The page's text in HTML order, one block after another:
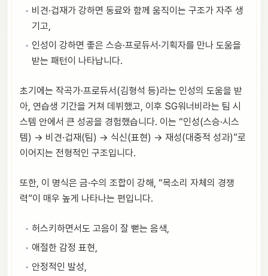
비견·겁재가 강하면 동료와 함께 움직이는 구조가 자주 생
기고,
인성이 강하면 좋은 스승·프로듀서·기획자를 만나 도움을
받는 패턴이 나타납니다.
초기에는 작곡가·프로듀서(김형석 등)라는 인성의 도움을 받
아, 연습생 기간을 거쳐 데뷔했고, 이후 SG워너비라는 팀 시
스템 안에서 큰 성공을 경험했습니다. 이는 “인성(스승·시스
템) → 비견·겁재(팀) → 식신(표현) → 재성(대중적 성과)”로
이어지는 전형적인 구조입니다.
또한, 이 명식은 금·수의 조합이 강해, “목소리 자체의 경쟁
력”이 매우 높게 나타나는 편입니다.
허스키하면서도 고음이 잘 뻗는 음색,
애절한 감정 표현,
안정적인 발성,